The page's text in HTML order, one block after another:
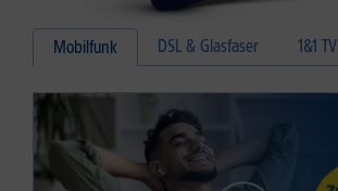
Mobilfunk DSL & Glasfaser 1&1 TV